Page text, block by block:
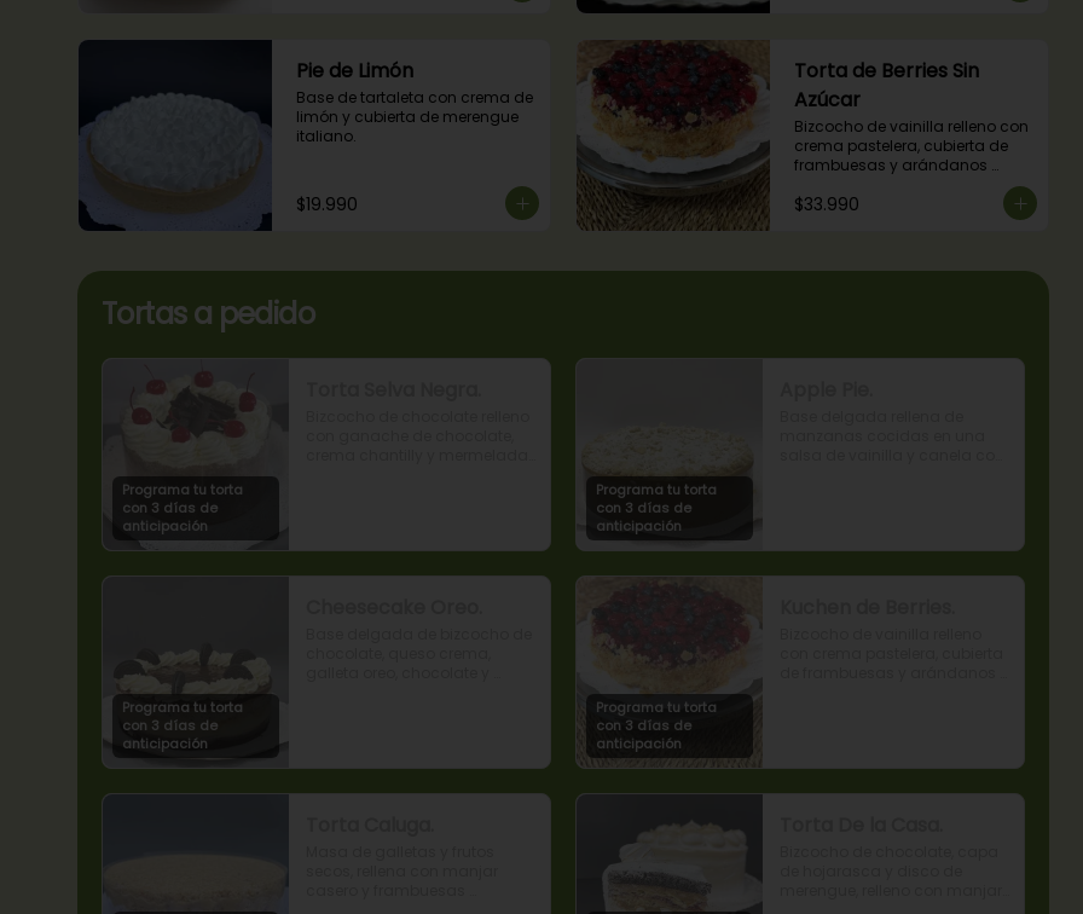
Pie de Limón
Base de tartaleta con crema de
limón y cubierta de merengue
italiano.
$19.990
Torta de Berries Sin
Azúcar
Bizcocho de vainilla relleno con
crema pastelera, cubierta de
frambuesas y arándanos
naturales. Producto sin azúcar,
apto para diabéticos.
$33.990
Tortas a pedido
Programa tu torta
con 3 días de
anticipación
Programa tu torta
con 3 días de
anticipación
Programa tu torta
con 3 días de
anticipación
Programa tu torta
con 3 días de
anticipación